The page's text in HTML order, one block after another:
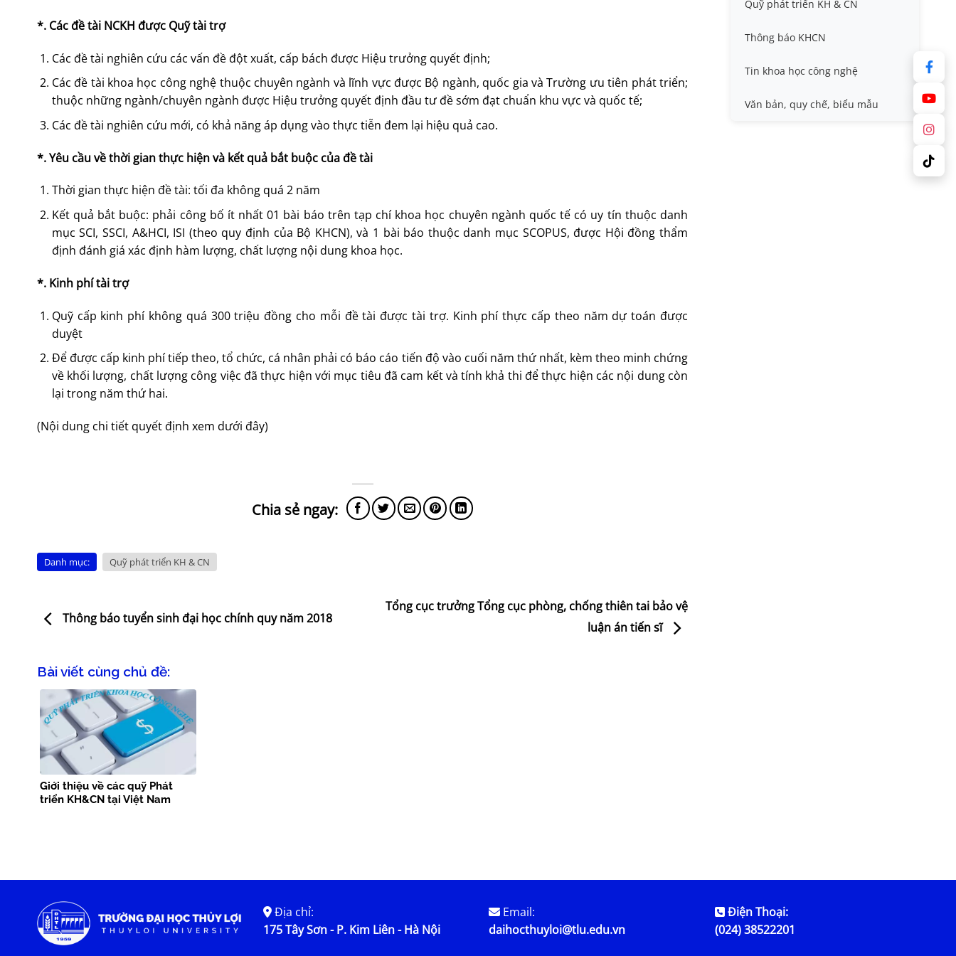
*. Các đề tài NCKH được Quỹ tài trợ
Các đề tài nghiên cứu các vấn đề đột xuất, cấp bách được Hiệu trưởng quyết định;
Các đề tài khoa học công nghệ thuộc chuyên ngành và lĩnh vực được Bộ ngành, quốc gia và Trường ưu tiên phát triển;
thuộc những ngành/chuyên ngành được Hiệu trưởng quyết định đầu tư đề sớm đạt chuẩn khu vực và quốc tế;
Các đề tài nghiên cứu mới, có khả năng áp dụng vào thực tiễn đem lại hiệu quả cao.
*. Yêu cầu về thời gian thực hiện và kết quả bắt buộc của đề tài
Thời gian thực hiện đề tài: tối đa không quá 2 năm
Kết quả bắt buộc: phải công bố ít nhất 01 bài báo trên tạp chí khoa học chuyên ngành quốc tế có uy tín thuộc danh
mục SCI, SSCI, A&HCI, ISI (theo quy định của Bộ KHCN), và 1 bài báo thuộc danh mục SCOPUS, được Hội đồng thẩm
định đánh giá xác định hàm lượng, chất lượng nội dung khoa học.
*. Kinh phí tài trợ
Quỹ cấp kinh phí không quá 300 triệu đồng cho mỗi đề tài được tài trợ. Kinh phí thực cấp theo năm dự toán được
duyệt
Để được cấp kinh phí tiếp theo, tổ chức, cá nhân phải có báo cáo tiến độ vào cuối năm thứ nhất, kèm theo minh chứng
về khối lượng, chất lượng công việc đã thực hiện với mục tiêu đã cam kết và tính khả thi để thực hiện các nội dung còn
lại trong năm thứ hai.
(Nội dung chi tiết quyết định xem dưới đây)
Danh mục: Quỹ phát triển KH & CN
Thông báo tuyển sinh đại học chính quy năm 2018
Tổng cục trưởng Tổng cục phòng, chống thiên tai bảo vệ
luận án tiến sĩ
Bài viết cùng chủ đề:
Giới thiệu về các quỹ Phát
triển KH&CN tại Việt Nam
Nafosted, Nghị định thư
Sở hữu trí tuệ
Thông tin ứng viên GS/PGS
Tiêu chuẩn, quy chuẩn
Hội nghị quốc tế và hội nghị
Quỹ phát triển KH & CN
Thông báo KHCN
Tin khoa học công nghệ
Văn bản, quy chế, biểu mẫu
Địa chỉ:
175 Tây Sơn - P. Kim Liên - Hà Nội
Email:
daihocthuyloi@tlu.edu.vn
Điện Thoại:
(024) 38522201